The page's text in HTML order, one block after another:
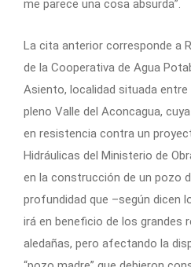
me parece una cosa absurda”.
La cita anterior corresponde a
de la Cooperativa de Agua
Asiento, localidad situada entre
pleno Valle del Aconcagua,
en resistencia contra un
Hidráulicas del Ministerio de
en la construcción de un pozo
profundidad que –según dicen
irá en beneficio de los grandes
aledañas, pero afectando la